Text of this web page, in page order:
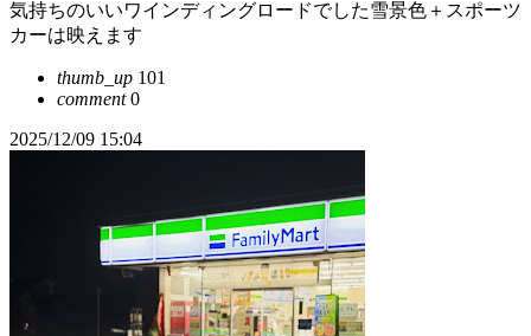
気持ちのいいワインディングロードでした雪景色＋スポーツ
カーは映えます
thumb_up 101
comment0
2025/12/09 15:04